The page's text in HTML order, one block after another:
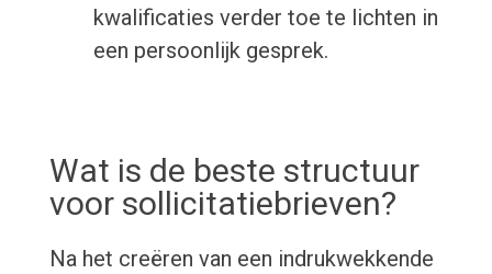
kwalificaties verder toe te lichten in
een persoonlijk gesprek.
Wat is de beste structuur
voor sollicitatiebrieven?
Na het creëren van een indrukwekkende